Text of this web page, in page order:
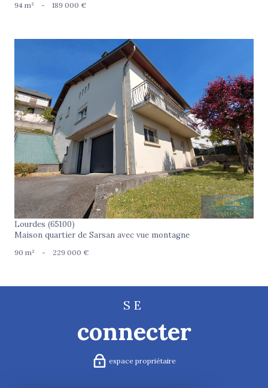
94 m² - 189 000 €
voir le bien
Lourdes (65100)
Maison quartier de Sarsan avec vue montagne
90 m² - 229 000 €
SE
connecter
espace propriétaire